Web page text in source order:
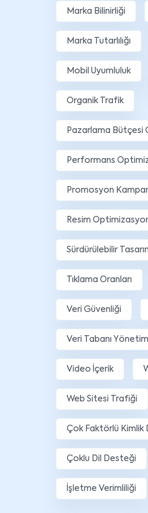
Marka Bilinirliği
Marka Tutarlılığı
Mobil Uyumluluk
Organik Trafik
Pazarlama Bütçesi
Performans
Promosyon
Resim
Sürdürülebilir
Tıklama Oranları
Veri Güvenliği
Veri Tabanı
Video İçerik
Web Sitesi Trafiği
Çok Faktörlü Kimlik
Çoklu Dil Desteği
İşletme Verimliliği